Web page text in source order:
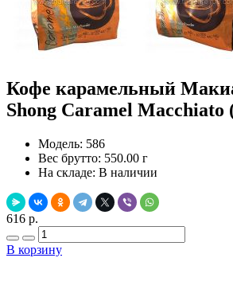
Кофе карамельный
Shong Caramel Macchiato
Модель: 586
Вес брутто: 550.00 г
На складе: В наличии
616 р.
В корзину